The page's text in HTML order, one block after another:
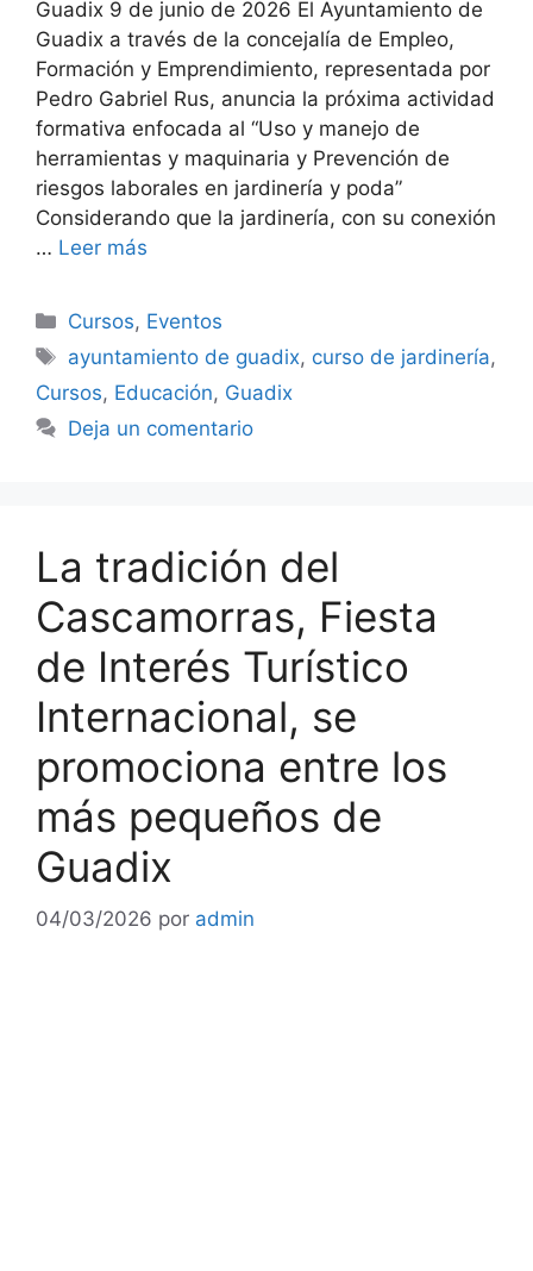
Guadix 9 de junio de 2026 El Ayuntamiento de
Guadix a través de la concejalía de Empleo,
Formación y Emprendimiento, representada por
Pedro Gabriel Rus, anuncia la próxima actividad
formativa enfocada al “Uso y manejo de
herramientas y maquinaria y Prevención de
riesgos laborales en jardinería y poda”
Considerando que la jardinería, con su conexión
… Leer más
Categorías
Cursos, Eventos
Etiquetas
ayuntamiento de guadix, curso de jardinería,
Cursos, Educación, Guadix
Deja un comentario
La tradición del
Cascamorras, Fiesta
de Interés Turístico
Internacional, se
promociona entre los
más pequeños de
Guadix
04/03/2026 por admin